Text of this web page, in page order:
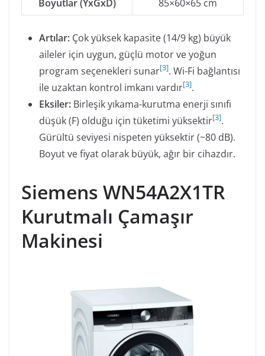
Boyutlar (YxGxD) 85×60×65 cm
Artılar: Çok yüksek kapasite (14/9 kg) büyük
aileler için uygun, güçlü motor ve yoğun
program seçenekleri sunar[3]. Wi-Fi bağlantısı
ile uzaktan kontrol imkanı vardır[3].
Eksiler: Birleşik yıkama-kurutma enerji sınıfı
düşük (F) olduğu için tüketimi yüksektir[3].
Gürültü seviyesi nispeten yüksektir (~80 dB).
Boyut ve fiyat olarak büyük, ağır bir cihazdır.
Siemens WN54A2X1TR
Kurutmalı Çamaşır
Makinesi